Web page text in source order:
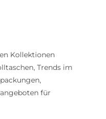
Kollektionen
Trends im
für